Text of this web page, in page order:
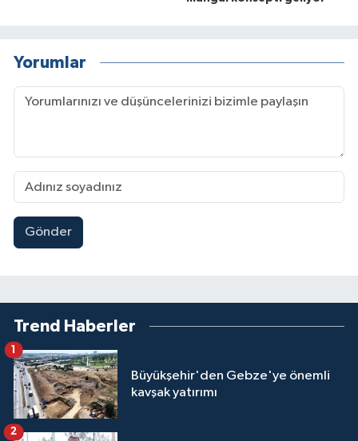
Yorumlar
Gönder
Trend Haberler
Büyükşehir'den Gebze'ye önemli
kavşak yatırımı
1
2